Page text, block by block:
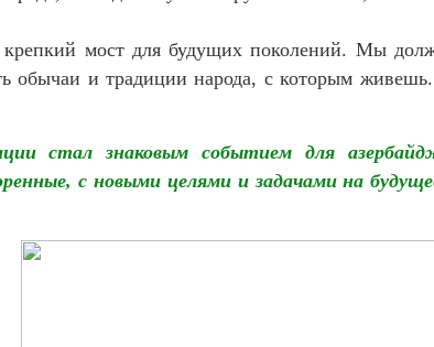
мост для будущих поколений. Мы
обычаи и традиции народа, с которым
стал знаковым событием для
с новыми целями и задачами на